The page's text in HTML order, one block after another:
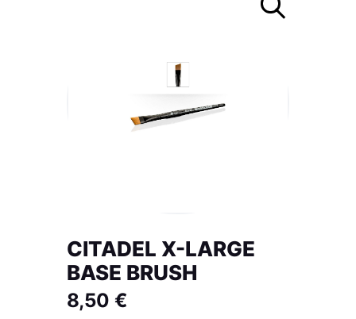
CITADEL X-LARGE
BASE BRUSH
8,50 €